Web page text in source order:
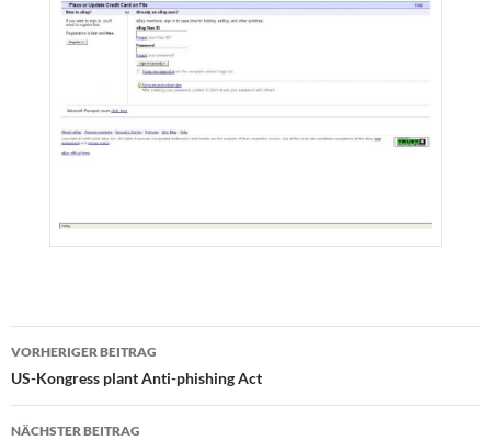
Beitragsnavigation
VORHERIGER BEITRAG
US-Kongress plant Anti-phishing Act
NÄCHSTER BEITRAG